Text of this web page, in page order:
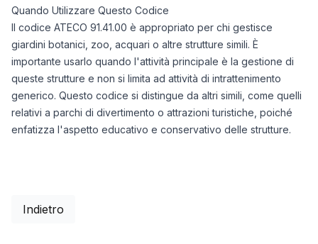
Quando Utilizzare Questo Codice
Il codice ATECO 91.41.00 è appropriato per chi gestisce
giardini botanici, zoo, acquari o altre strutture simili. È
importante usarlo quando l'attività principale è la gestione di
queste strutture e non si limita ad attività di intrattenimento
generico. Questo codice si distingue da altri simili, come quelli
relativi a parchi di divertimento o attrazioni turistiche, poiché
enfatizza l'aspetto educativo e conservativo delle strutture.
Indietro